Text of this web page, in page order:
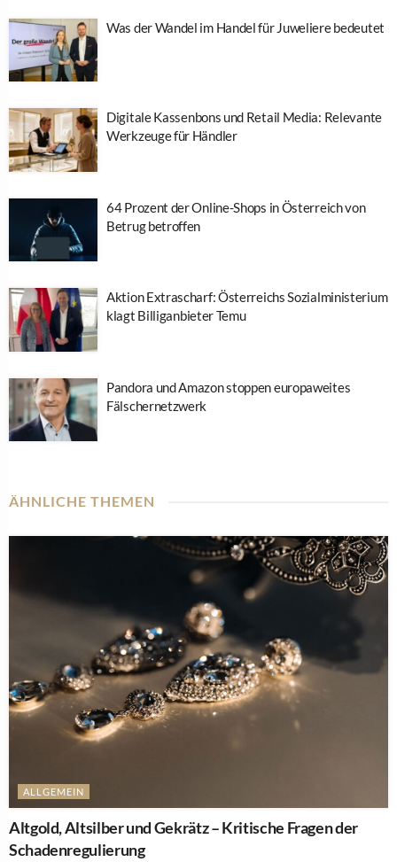
Was der Wandel im Handel für Juweliere bedeutet
Digitale Kassenbons und Retail Media: Relevante
Werkzeuge für Händler
64 Prozent der Online-Shops in Österreich von
Betrug betroffen
Aktion Extrascharf: Österreichs Sozialministerium
klagt Billiganbieter Temu
Pandora und Amazon stoppen europaweites
Fälschernetzwerk
ÄHNLICHE THEMEN
ALLGEMEIN
Altgold, Altsilber und Gekrätz – Kritische Fragen der
Schadenregulierung